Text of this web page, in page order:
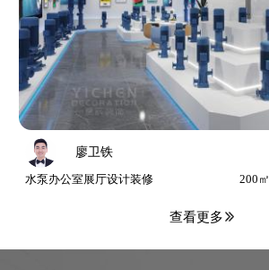
廖卫铁
水泵办公室展厅设计装修 200㎡
查看更多